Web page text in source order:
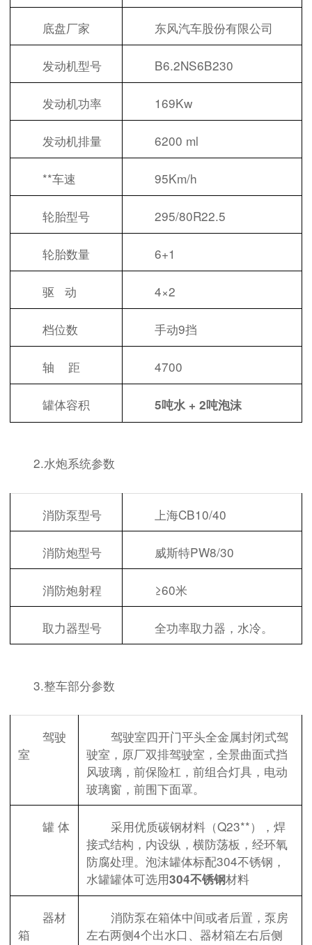
底盘厂家 东风汽车股份有限公司
发动机型号 B6.2NS6B230
发动机功率 169Kw
发动机排量 6200 ml
**车速 95Km/h
轮胎型号 295/80R22.5
轮胎数量 6+1
驱 动 4×2
档位数 手动9挡
轴 距 4700
罐体容积 5吨水+ 2吨泡沫
2.水炮系统参数
消防泵型号 上海CB10/40
消防炮型号 威斯特PW8/30
消防炮射程 ≥60米
取力器型号 全功率取力器，水冷。
3.整车部分参数
驾驶
室
驾驶室四开门平头全金属封闭式驾
驶室，原厂双排驾驶室，全景曲面式挡
风玻璃，前保险杠，前组合灯具，电动
玻璃窗，前围下面罩。
罐 体
采用优质碳钢材料（Q23**），焊
接式结构，内设纵，横防荡板，经环氧
防腐处理。泡沫罐体标配304不锈钢，
水罐罐体可选用304不锈钢材料
器材
箱
消防泵在箱体中间或者后置，泵房
左右两侧4个出水口、器材箱左右后侧